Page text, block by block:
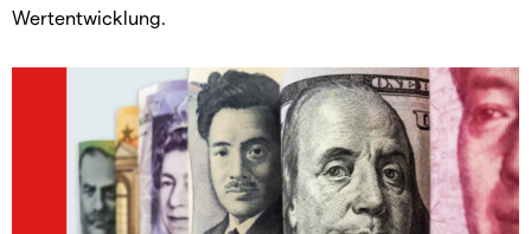
Wertentwicklung.